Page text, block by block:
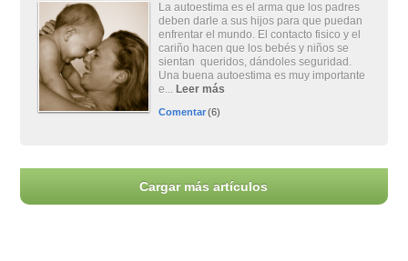
La autoestima es el arma que los padres
deben darle a sus hijos para que puedan
enfrentar el mundo. El contacto fisico y el
cariño hacen que los bebés y niños se
sientan queridos, dándoles seguridad.
Una buena autoestima es muy importante
e... Leer más
Comentar(6)
Cargar más artículos